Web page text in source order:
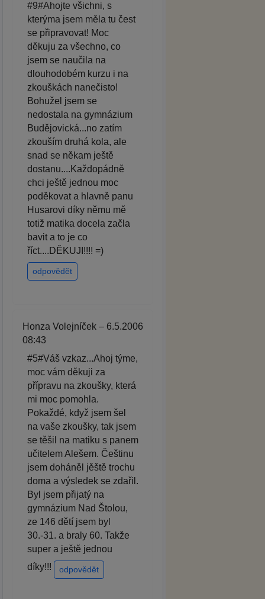
#9#Ahojte všichni, s
kterýma jsem měla tu čest
se připravovat! Moc
děkuju za všechno, co
jsem se naučila na
dlouhodobém kurzu i na
zkouškách nanečisto!
Bohužel jsem se
nedostala na gymnázium
Budějovická...no zatím
zkouším druhá kola, ale
snad se někam ještě
dostanu....Každopádně
chci ještě jednou moc
poděkovat a hlavně panu
Husarovi díky němu mě
totiž matika docela začla
bavit a to je co
říct....DĚKUJI!!!! =)
odpovědět
Honza Volejníček – 6.5.2006
08:43
#5#Váš vzkaz...Ahoj týme,
moc vám děkuji za
přípravu na zkoušky, která
mi moc pomohla.
Pokaždé, když jsem šel
na vaše zkoušky, tak jsem
se těšil na matiku s panem
učitelem Alešem. Češtinu
jsem doháněl jěště trochu
doma a výsledek se zdařil.
Byl jsem přijatý na
gymnázium Nad Štolou,
ze 146 dětí jsem byl
30.-31. a braly 60. Takže
super a ještě jednou
díky!!!
odpovědět